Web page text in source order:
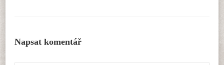
Napsat komentář